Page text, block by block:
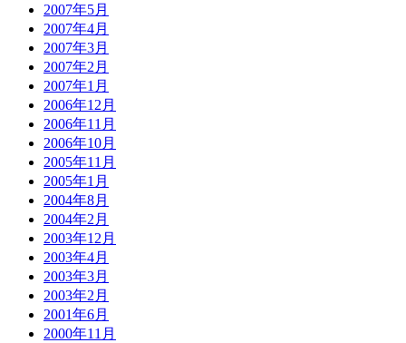
2007年5月
2007年4月
2007年3月
2007年2月
2007年1月
2006年12月
2006年11月
2006年10月
2005年11月
2005年1月
2004年8月
2004年2月
2003年12月
2003年4月
2003年3月
2003年2月
2001年6月
2000年11月